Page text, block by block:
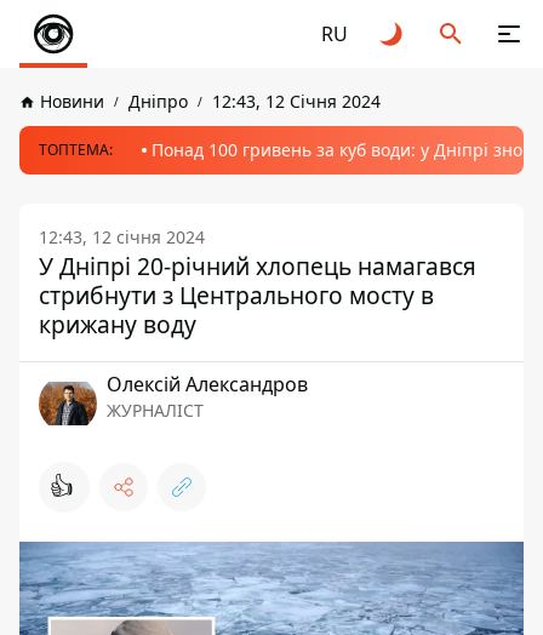
RU
Новини Дніпро 12:43, 12 Січня 2024
ТОПТЕМА: Понад 100 гривень за куб води: у Дніпрі
12:43, 12 січня 2024
У Дніпрі 20-річний хлопець намагався
стрибнути з Центрального мосту в
крижану воду
Олексій Александров
ЖУРНАЛІСТ
👍